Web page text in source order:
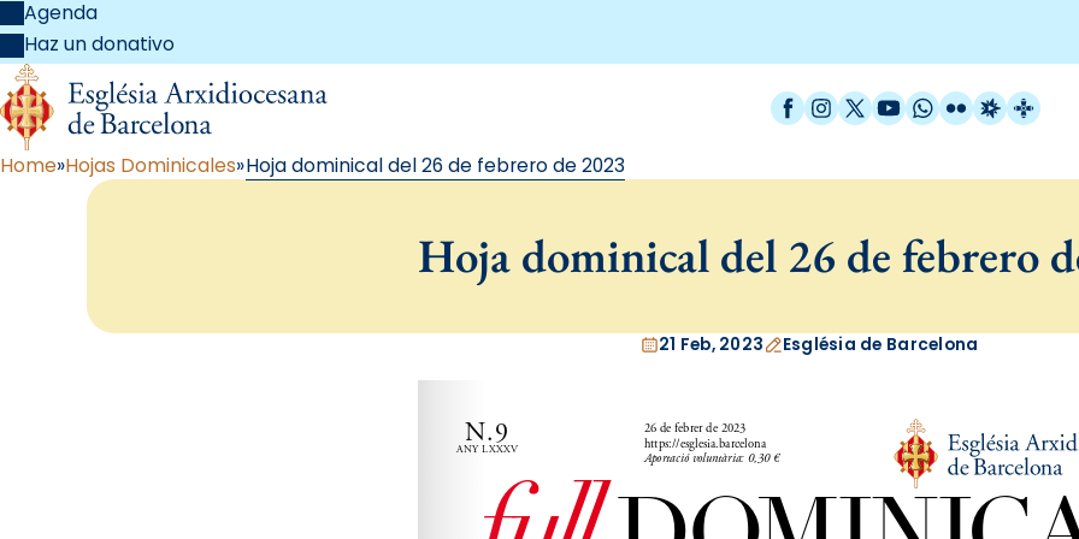
Agenda
Haz un donativo
Facebook
Instagram
X / Twitter
YouTube
WhatsApp
FlickrRadio
Home Hojas Dominicales Hoja dominical del 26 de febrero de 2023
Hoja dominical del 26 de febrero
21 Feb, 2023 Església de Barcelona